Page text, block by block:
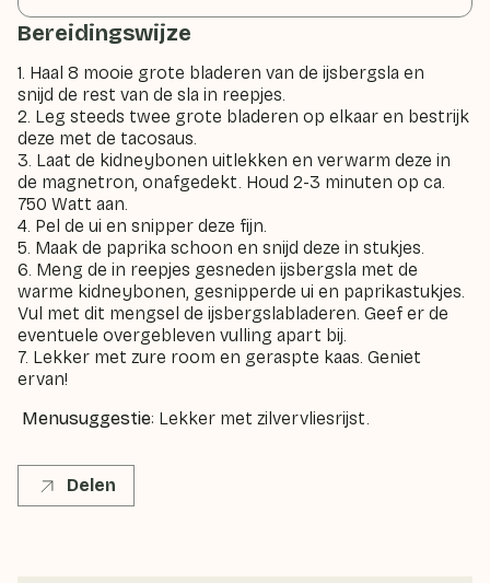
Bereidingswijze
1. Haal 8 mooie grote bladeren van de ijsbergsla en
snijd de rest van de sla in reepjes.
2. Leg steeds twee grote bladeren op elkaar en bestrijk
deze met de tacosaus.
3. Laat de kidneybonen uitlekken en verwarm deze in
de magnetron, onafgedekt. Houd 2-3 minuten op ca.
750 Watt aan.
4. Pel de ui en snipper deze fijn.
5. Maak de paprika schoon en snijd deze in stukjes.
6. Meng de in reepjes gesneden ijsbergsla met de
warme kidneybonen, gesnipperde ui en paprikastukjes.
Vul met dit mengsel de ijsbergslabladeren. Geef er de
eventuele overgebleven vulling apart bij.
7. Lekker met zure room en geraspte kaas. Geniet
ervan!
Menusuggestie: Lekker met zilvervliesrijst.
Delen